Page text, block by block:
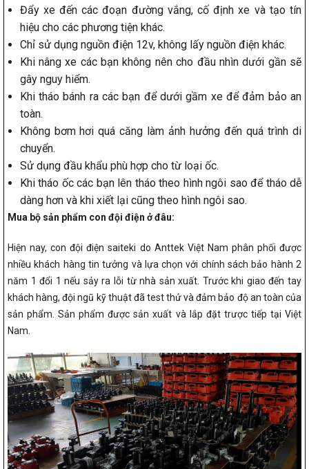
Đẩy xe đến các đoạn đường vắng, cố định xe và tạo tín
hiệu cho các phương tiện khác.
Chỉ sử dụng nguồn điện 12v, không lấy nguồn điện khác.
Khi nâng xe các bạn không nên cho đầu nhìn dưới gần sẽ
gây nguy hiểm.
Khi tháo bánh ra các bạn để dưới gầm xe để đảm bảo an
toàn.
Không bơm hơi quá căng làm ảnh hưởng đến quá trình di
chuyển.
Sử dụng đầu khẩu phù hợp cho từ loại ốc.
Khi tháo ốc các bạn lên tháo theo hình ngôi sao để tháo dễ
dàng hơn và khi xiết lại cũng theo hình ngôi sao.
Mua bộ sản phẩm con đội điện ở đâu:
Hiện nay, con đội điện saiteki do Anttek Việt Nam phân phối được
nhiều khách hàng tin tưởng và lựa chọn với chính sách bảo hành 2
năm 1 đổi 1 nếu sảy ra lỗi từ nhà sản xuất. Trước khi giao đến tay
khách hàng, đội ngũ kỹ thuật đã test thử và đảm bảo độ an toàn của
sản phẩm. Sản phẩm được sản xuất và lắp đặt trược tiếp tại Việt
Nam.